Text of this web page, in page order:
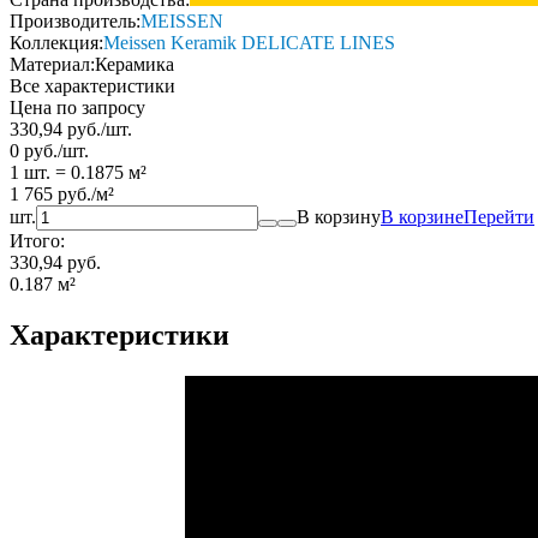
Производитель:MEISSEN
Коллекция:Meissen Keramik DELICATE LINES
Материал:Керамика
Все характеристики
Цена по запросу
330,94 руб./шт.
0 руб./шт.
1 шт. = 0.1875 м²
1 765 руб./м²
шт.
В корзинуВ корзинеПерейти
Итого:
330,94 руб.
0.187 м²
Характеристики